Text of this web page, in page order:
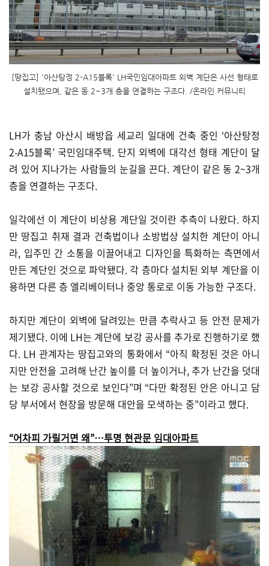
[땅집고] '아산탕정 2-A15블록' LH국민임대아파트 외벽 계단은 사선 형태로
설치됐으며, 같은 동 2~3개 층을 연결하는 구조다. /온라인 커뮤니티
LH가 충남 아산시 배방읍 세교리 일대에 건축 중인 ‘아산탕정
2-A15블록’ 국민임대주택. 단지 외벽에 대각선 형태 계단이 달
려 있어 지나가는 사람들의 눈길을 끈다. 계단이 같은 동 2~3개
층을 연결하는 구조다.
일각에선 이 계단이 비상용 계단일 것이란 추측이 나왔다. 하지
만 땅집고 취재 결과 건축법이나 소방법상 설치한 계단이 아니
라, 입주민 간 소통을 이끌어내고 디자인을 특화하는 측면에서
만든 계단인 것으로 파악됐다. 각 층마다 설치된 외부 계단을 이
용하면 다른 층 엘리베이터나 중앙 통로로 이동 가능한 구조다.
하지만 계단이 외벽에 달려있는 만큼 추락사고 등 안전 문제가
제기됐다. 이에 LH는 계단에 보강 공사를 추가로 진행하기로 했
다. LH 관계자는 땅집고와의 통화에서 “아직 확정된 것은 아니
지만 안전을 고려해 난간 높이를 더 높이거나, 추가 난간을 덧대
는 보강 공사할 것으로 보인다”며 “다만 확정된 안은 아니고 담
당 부서에서 현장을 방문해 대안을 모색하는 중”이라고 했다.
“어차피 가릴거면 왜”…투명 현관문 임대아파트